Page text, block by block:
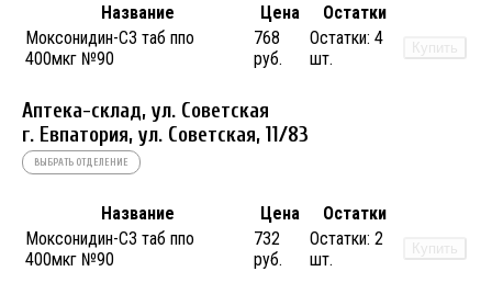
Название Цена
Остатки
Моксонидин-СЗ таб ппо
400мкг №90
768
руб.
Остатки: 4
шт.
Купить
Аптека-склад, ул. Советская
г. Евпатория, ул. Советская, 11/83
ВЫБРАТЬ ОТДЕЛЕНИЕ
Название Цена
Остатки
Моксонидин-СЗ таб ппо
400мкг №90
732
руб.
Остатки: 2
шт.
Купить